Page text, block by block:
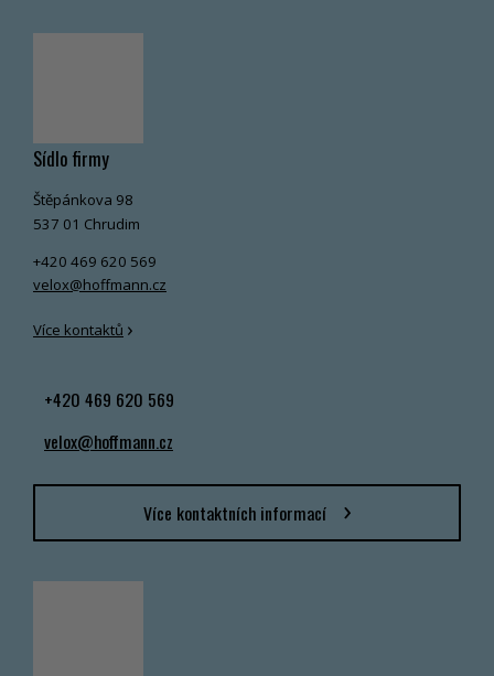
Sídlo firmy
Štěpánkova 98
537 01 Chrudim
+420 469 620 569
velox@hoffmann.cz
Více kontaktů ›
+420 469 620 569
velox@hoffmann.cz
Více kontaktních informací